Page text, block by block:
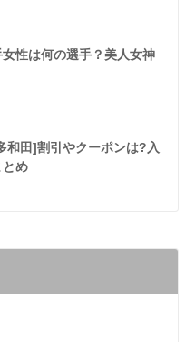
性は何の選手？美人女神
和田]割引やクーポンは?入
とめ